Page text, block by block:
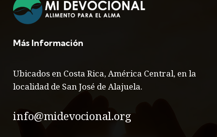
Más Información
Ubicados en Costa Rica, América Central, en la
localidad de San José de Alajuela.
info@midevocional.org